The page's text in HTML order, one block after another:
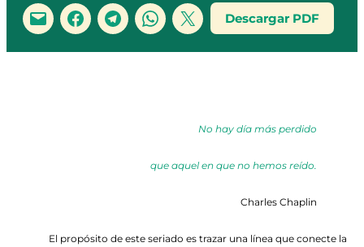
Descargar PDF
No hay día más perdido
que aquel en que no hemos reído.
Charles Chaplin
El propósito de este seriado es trazar una línea que conecte la